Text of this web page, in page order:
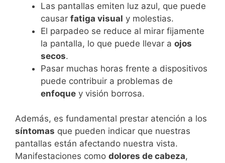
Las pantallas emiten luz azul, que puede
causar fatiga visual y molestias.
El parpadeo se reduce al mirar fijamente
la pantalla, lo que puede llevar a ojos
secos.
Pasar muchas horas frente a dispositivos
puede contribuir a problemas de
enfoque y visión borrosa.
Además, es fundamental prestar atención a los
síntomas que pueden indicar que nuestras
pantallas están afectando nuestra vista.
Manifestaciones como dolores de cabeza,